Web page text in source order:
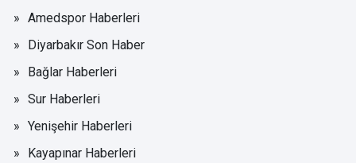
Amedspor Haberleri
Diyarbakır Son Haber
Bağlar Haberleri
Sur Haberleri
Yenişehir Haberleri
Kayapınar Haberleri